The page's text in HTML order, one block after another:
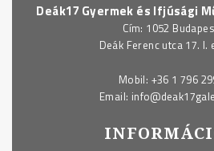
Deák17 Gyermek és Ifjúsági
Cím: 1052
Deák Ferenc utca 17. I.
Mobil: +36 1 796
Email: